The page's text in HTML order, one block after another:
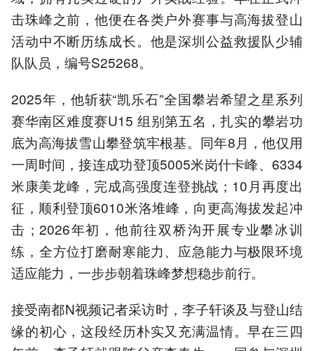
击珠峰之前，他便在各类户外赛事与高海拔登山
活动中不断历练成长。他是深圳公益救援队少辅
队队员，编号S25268。
2025年，他斩获“凯乐石”全国攀岩希望之星系列
赛华南区难度赛U15 组别第五名，扎实的攀岩功
底为高海拔雪山攀登筑牢根基。同年8月，他仅用
一周时间，接连成功登顶5005米岗什卡峰、6334
米康美龙峰，完成高强度连登挑战；10月再度出
征，顺利登顶6010米洛堆峰，向更高海拔发起冲
击；2026年初，他前往双桥沟开展专业攀冰训
练，全方位打磨耐寒能力、应急能力与极限环境
适应能力，一步步朝着珠峰梦想稳步前行。
接受南都N视频记者采访时，李子轩谈及与登山结
缘的初心，这段经历朴实又充满温情。早在三四